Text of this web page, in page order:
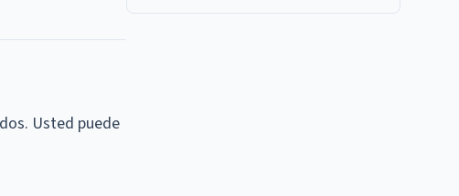
Usted puede